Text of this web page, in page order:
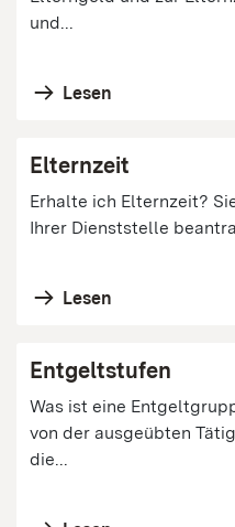
und...
Lesen
Elternzeit
Erhalte ich Elternzeit?
Ihrer Dienststelle
Lesen
Entgeltstufen
Was ist eine
von der ausgeübten
die...